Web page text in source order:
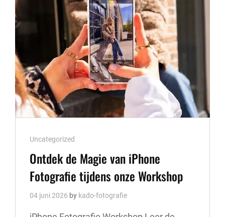
FOTOGRAFIE:
VOLG
EEN
INSPIRERENDE
CURSUS!
Cat
Links
Uncategorized
Ontdek de Magie van iPhone
Fotografie tijdens onze Workshop
04 juni 2026 by kado-fotografie